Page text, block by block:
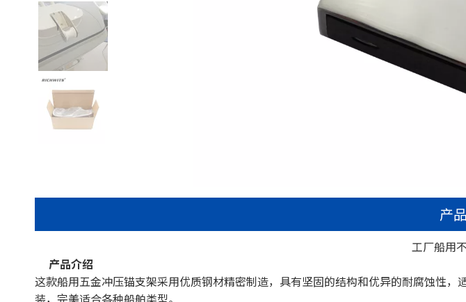
产
工厂船用
产品介绍
这款船用五金冲压锚支架采用优质钢材精密制造，具有坚固的结构和优异的耐腐蚀性
装，完美适合各种船舶类型。